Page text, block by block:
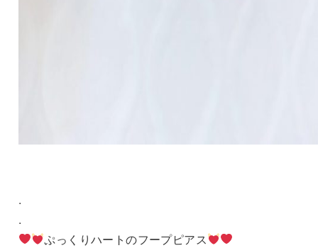
.
.
ぷっくりハートのフープピアス